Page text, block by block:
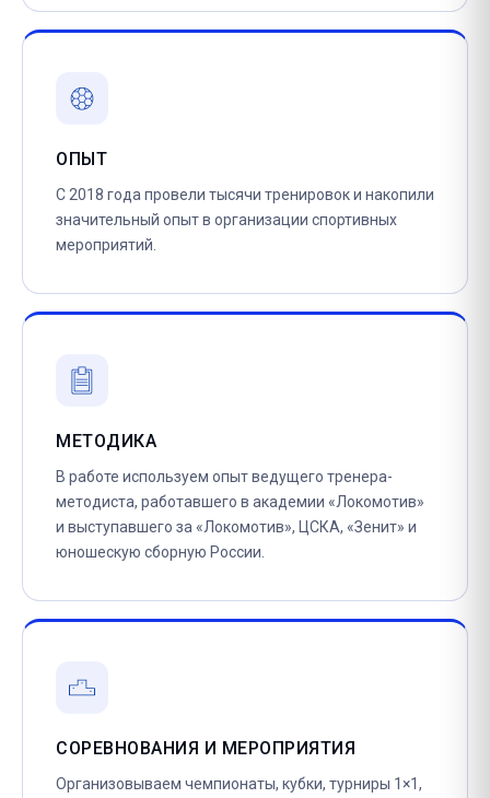
ОПЫТ
С 2018 года провели тысячи тренировок и накопили
значительный опыт в организации спортивных
мероприятий.
МЕТОДИКА
В работе используем опыт ведущего тренера-
методиста, работавшего в академии «Локомотив»
и выступавшего за «Локомотив», ЦСКА, «Зенит» и
юношескую сборную России.
СОРЕВНОВАНИЯ И МЕРОПРИЯТИЯ
Организовываем чемпионаты, кубки, турниры 1×1,